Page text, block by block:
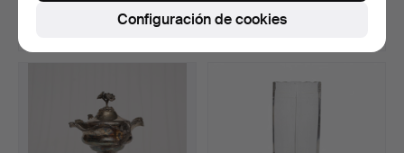
9 pujas
Configuración de cookies